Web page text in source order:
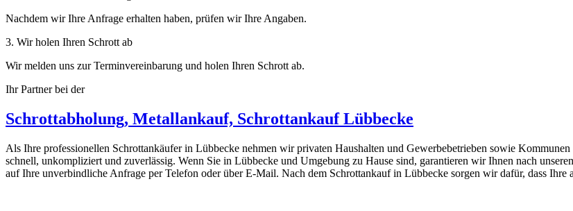
Nachdem wir Ihre Anfrage erhalten haben, prüfen wir Ihre Angaben.
3. Wir holen Ihren Schrott ab
Wir melden uns zur Terminvereinbarung und holen Ihren Schrott ab.
Ihr Partner bei der
Schrottabholung, Metallankauf, Schrottankauf Lübbecke
Als Ihre professionellen Schrottankäufer in Lübbecke nehmen wir privaten Haushalten und Gewerbebetrieben sowie
schnell, unkompliziert und zuverlässig. Wenn Sie in Lübbecke und Umgebung zu Hause sind, garantieren wir Ihnen nach
auf Ihre unverbindliche Anfrage per Telefon oder über E-Mail. Nach dem Schrottankauf in Lübbecke sorgen wir dafür, dass Ihre